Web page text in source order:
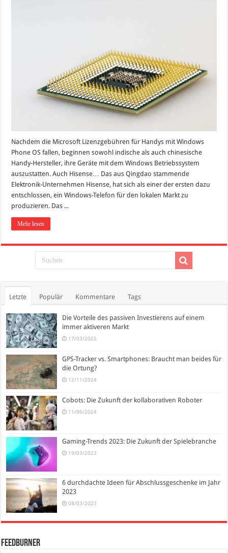
Nachdem die Microsoft Lizenzgebühren für Handys mit Windows
Phone OS fallen, beginnen sowohl indische als auch chinesische
Handy-Hersteller, ihre Geräte mit dem Windows Betriebssystem
auszustatten. Auch Hisense… Das aus Qingdao stammende
Elektronik-Unternehmen Hisense, hat sich als einer der ersten dazu
entschlossen, ein Windows-Telefon für den lokalen Markt zu
produzieren. Das ...
Mehr lesen
Letzte Populär Kommentare Tags
Die Vorteile des passiven Investierens auf einem
immer aktiveren Markt
17/03/2025
GPS-Tracker vs. Smartphones: Braucht man beides für
die Ortung?
12/11/2024
Cobots: Die Zukunft der kollaborativen Roboter
11/06/2024
Gaming-Trends 2023: Die Zukunft der Spielebranche
19/03/2023
6 durchdachte Ideen für Abschlussgeschenke im Jahr
2023
08/03/2023
FeedBurner